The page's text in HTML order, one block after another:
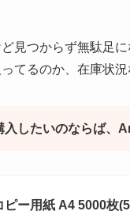
見つからず無駄足
てるのか、在庫状
入したいのならば、
ピー用紙 A4 5000枚